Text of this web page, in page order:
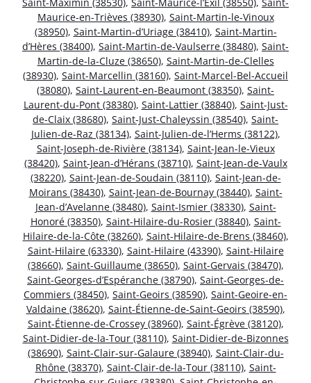
Maurice-en-Trièves (38930), Saint-Martin-le-Vinoux
(38950), Saint-Martin-d’Uriage (38410), Saint-Martin-
d’Hères (38400), Saint-Martin-de-Vaulserre (38480), Saint-
Martin-de-la-Cluze (38650), Saint-Martin-de-Clelles
(38930), Saint-Marcellin (38160), Saint-Marcel-Bel-Accueil
(38080), Saint-Laurent-en-Beaumont (38350), Saint-
Laurent-du-Pont (38380), Saint-Lattier (38840), Saint-Just-
de-Claix (38680), Saint-Just-Chaleyssin (38540), Saint-
Julien-de-Raz (38134), Saint-Julien-de-l’Herms (38122),
Saint-Joseph-de-Rivière (38134), Saint-Jean-le-Vieux
(38420), Saint-Jean-d’Hérans (38710), Saint-Jean-de-Vaulx
(38220), Saint-Jean-de-Soudain (38110), Saint-Jean-de-
Moirans (38430), Saint-Jean-de-Bournay (38440), Saint-
Jean-d’Avelanne (38480), Saint-Ismier (38330), Saint-
Honoré (38350), Saint-Hilaire-du-Rosier (38840), Saint-
Hilaire-de-la-Côte (38260), Saint-Hilaire-de-Brens (38460),
Saint-Hilaire (63330), Saint-Hilaire (43390), Saint-Hilaire
(38660), Saint-Guillaume (38650), Saint-Gervais (38470),
Saint-Georges-d’Espéranche (38790), Saint-Georges-de-
Commiers (38450), Saint-Geoirs (38590), Saint-Geoire-en-
Valdaine (38620), Saint-Étienne-de-Saint-Geoirs (38590),
Saint-Étienne-de-Crossey (38960), Saint-Égrève (38120),
Saint-Didier-de-la-Tour (38110), Saint-Didier-de-Bizonnes
(38690), Saint-Clair-sur-Galaure (38940), Saint-Clair-du-
Rhône (38370), Saint-Clair-de-la-Tour (38110), Saint-